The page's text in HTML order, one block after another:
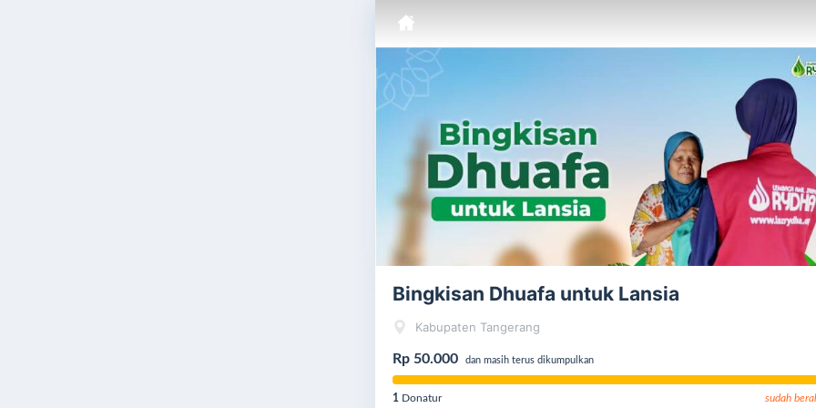
Bingkisan Dhuafa untuk Lansia
Kabupaten Tangerang
Rp 50.000 dan masih terus dikumpulkan
1 Donatur sudah